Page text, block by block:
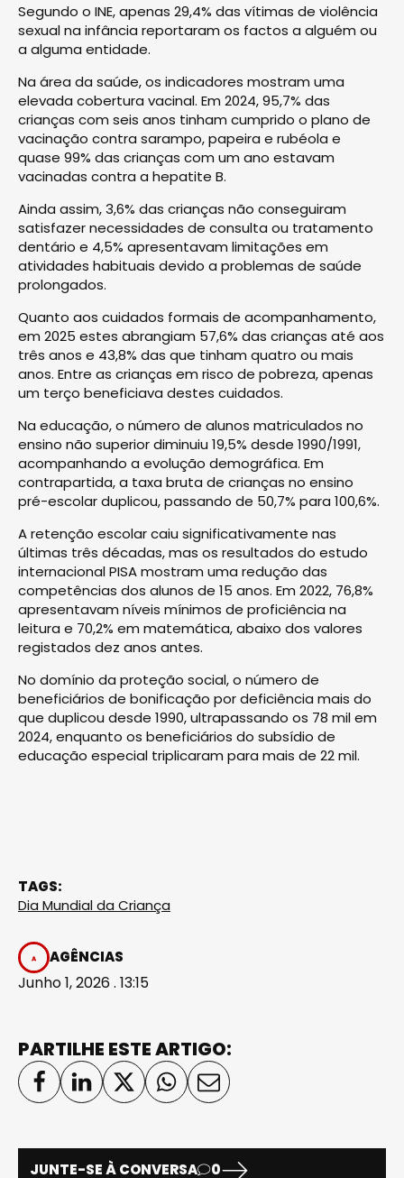
Segundo o INE, apenas 29,4% das vítimas de violência
sexual na infância reportaram os factos a alguém ou
a alguma entidade.
Na área da saúde, os indicadores mostram uma
elevada cobertura vacinal. Em 2024, 95,7% das
crianças com seis anos tinham cumprido o plano de
vacinação contra sarampo, papeira e rubéola e
quase 99% das crianças com um ano estavam
vacinadas contra a hepatite B.
Ainda assim, 3,6% das crianças não conseguiram
satisfazer necessidades de consulta ou tratamento
dentário e 4,5% apresentavam limitações em
atividades habituais devido a problemas de saúde
prolongados.
Quanto aos cuidados formais de acompanhamento,
em 2025 estes abrangiam 57,6% das crianças até aos
três anos e 43,8% das que tinham quatro ou mais
anos. Entre as crianças em risco de pobreza, apenas
um terço beneficiava destes cuidados.
Na educação, o número de alunos matriculados no
ensino não superior diminuiu 19,5% desde 1990/1991,
acompanhando a evolução demográfica. Em
contrapartida, a taxa bruta de crianças no ensino
pré-escolar duplicou, passando de 50,7% para 100,6%.
A retenção escolar caiu significativamente nas
últimas três décadas, mas os resultados do estudo
internacional PISA mostram uma redução das
competências dos alunos de 15 anos. Em 2022, 76,8%
apresentavam níveis mínimos de proficiência na
leitura e 70,2% em matemática, abaixo dos valores
registados dez anos antes.
No domínio da proteção social, o número de
beneficiários de bonificação por deficiência mais do
que duplicou desde 1990, ultrapassando os 78 mil em
2024, enquanto os beneficiários do subsídio de
educação especial triplicaram para mais de 22 mil.
TAGS:
Dia Mundial da Criança
AGÊNCIAS
Junho 1, 2026 . 13:15
PARTILHE ESTE ARTIGO:
JUNTE-SE À CONVERSA 0